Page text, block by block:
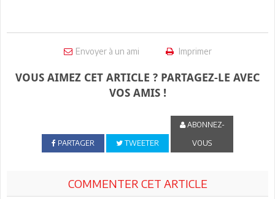
Envoyer à un ami Imprimer
VOUS AIMEZ CET ARTICLE ? PARTAGEZ-LE AVEC
VOS AMIS !
PARTAGER TWEETER
ABONNEZ-
VOUS
COMMENTER CET ARTICLE